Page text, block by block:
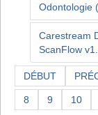
Odontologie
Carestream
ScanFlow
DÉBUT
8 9 10